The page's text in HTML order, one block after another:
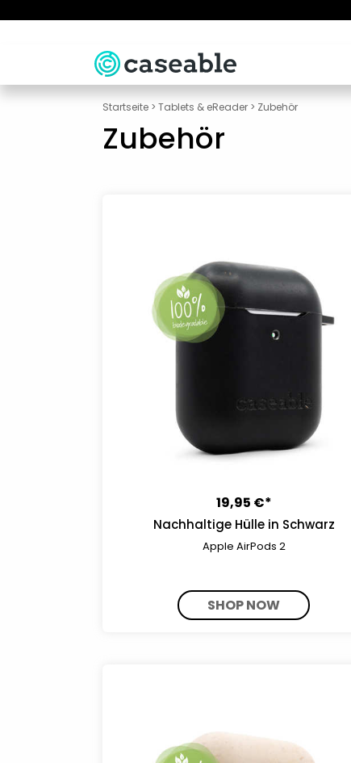
Startseite > Tablets & eReader > Zubehör
Zubehör
19,95 €*
Nachhaltige Hülle in Schwarz
Apple AirPods 2
SHOP NOW